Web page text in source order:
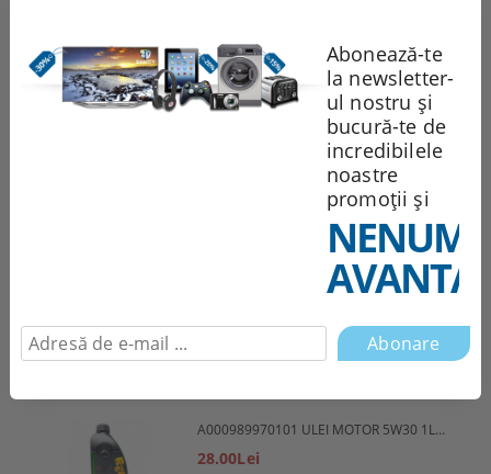
1,944.85Lei
Cele mai vândute produse
A000989970101 ULEI MOTOR 5W30 1L MERCEDES
28.00Lei
Abonează-te
la newsletter-
ul nostru și
bucură-te de
incredibilele
noastre
promoții și